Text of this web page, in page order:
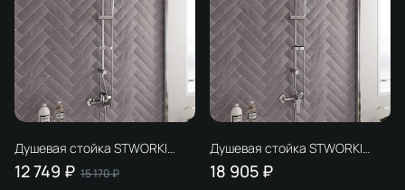
Душевая стойка STWORKI
Хельсинки HFDB97000 +
Смеситель для ванны с
12 749 ₽ 15 170 ₽
Душевая стойка STWORKI
Хельсинки HFSG97000 +
Смеситель для душа STWORKI
18 905 ₽